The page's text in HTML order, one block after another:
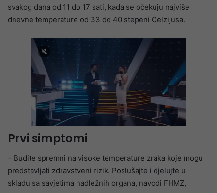
svakog dana od 11 do 17 sati, kada se očekuju najviše
dnevne temperature od 33 do 40 stepeni Celzijusa.
Prvi simptomi
– Budite spremni na visoke temperature zraka koje mogu
predstavljati zdravstveni rizik. Poslušajte i djelujte u
skladu sa savjetima nadležnih organa, navodi FHMZ,